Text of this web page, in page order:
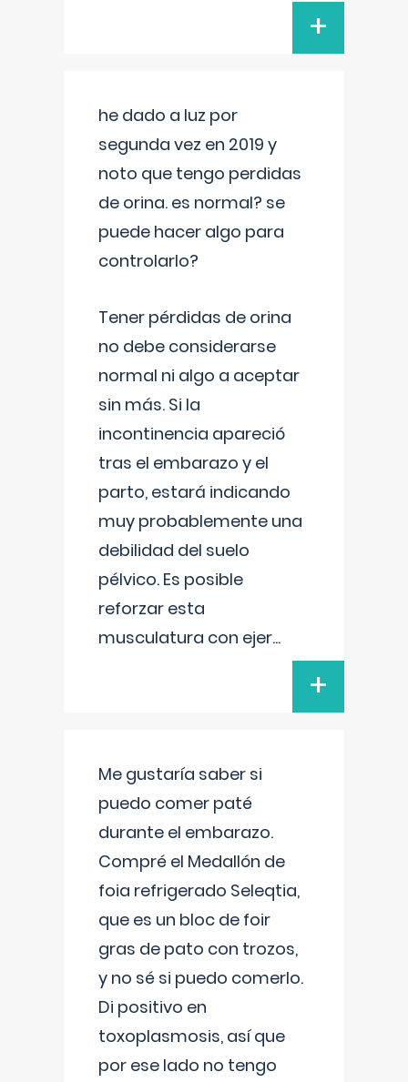
+
he dado a luz por
segunda vez en 2019 y
noto que tengo perdidas
de orina. es normal? se
puede hacer algo para
controlarlo?
Tener pérdidas de orina
no debe considerarse
normal ni algo a aceptar
sin más. Si la
incontinencia apareció
tras el embarazo y el
parto, estará indicando
muy probablemente una
debilidad del suelo
pélvico. Es posible
reforzar esta
musculatura con ejer...
+
Me gustaría saber si
puedo comer paté
durante el embarazo.
Compré el Medallón de
foia refrigerado Seleqtia,
que es un bloc de foir
gras de pato con trozos,
y no sé si puedo comerlo.
Di positivo en
toxoplasmosis, así que
por ese lado no tengo